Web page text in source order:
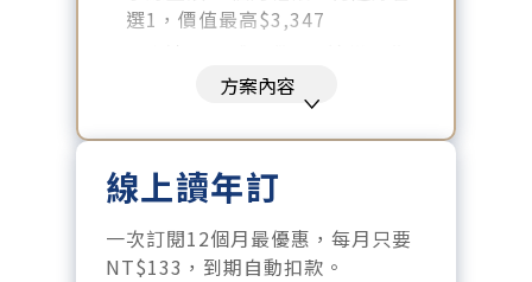
選1，價值最高$3,347
好書清單：《大腦就是這樣工作
的》、《致富心態》、《高希均
回憶錄》、《激素平衡瘦身
課》、《黃仁勳傳》、《一如既
往》
暢讀全站所有文章，含過往所有
月刊、特刊。​
每「季」一場訂戶專屬空中沙
方案內容
線上讀年訂
一次訂閱12個月最優惠，每月只要
NT$133，到期自動扣款。